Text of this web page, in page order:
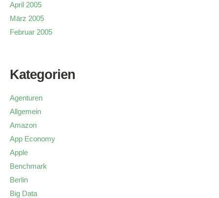
April 2005
März 2005
Februar 2005
Kategorien
Agenturen
Allgemein
Amazon
App Economy
Apple
Benchmark
Berlin
Big Data